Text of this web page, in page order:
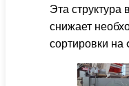
Эта структура
снижает
сортировки